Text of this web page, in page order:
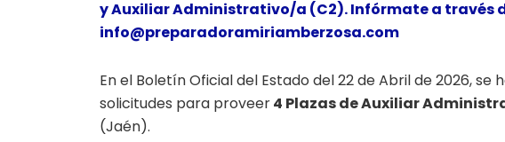
y Auxiliar Administrativo/a (C2). Infórmate a través
info@preparadoramiriamberzosa.com
En el Boletín Oficial del Estado del 22 de Abril de 2026,
solicitudes para proveer4 Plazas de Auxiliar
(Jaén).